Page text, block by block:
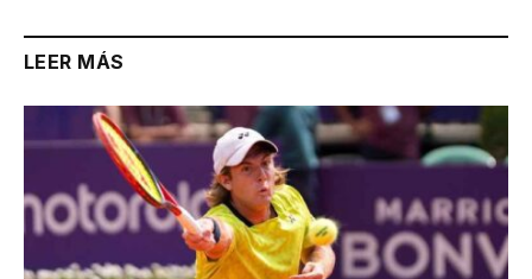
LEER MÁS